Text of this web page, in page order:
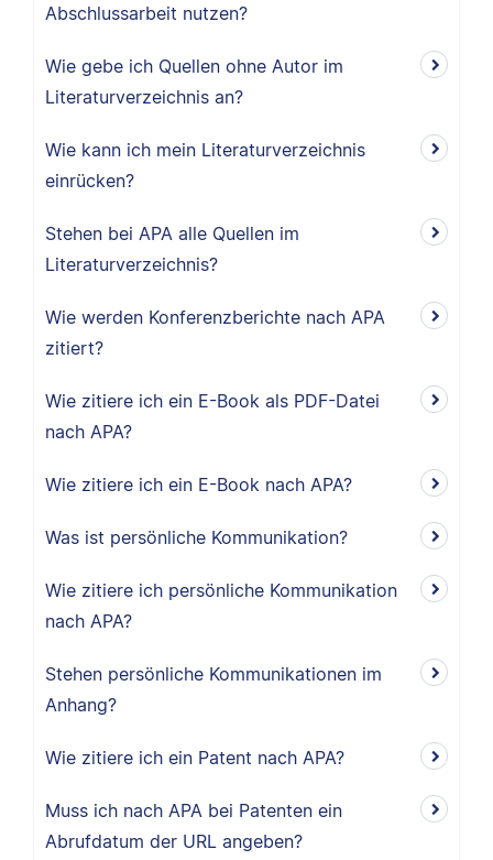
Abschlussarbeit nutzen?
Wie gebe ich Quellen ohne Autor im
Literaturverzeichnis an?
Wie kann ich mein Literaturverzeichnis
einrücken?
Stehen bei APA alle Quellen im
Literaturverzeichnis?
Wie werden Konferenzberichte nach APA
zitiert?
Wie zitiere ich ein E-Book als PDF-Datei
nach APA?
Wie zitiere ich ein E-Book nach APA?
Was ist persönliche Kommunikation?
Wie zitiere ich persönliche Kommunikation
nach APA?
Stehen persönliche Kommunikationen im
Anhang?
Wie zitiere ich ein Patent nach APA?
Muss ich nach APA bei Patenten ein
Abrufdatum der URL angeben?